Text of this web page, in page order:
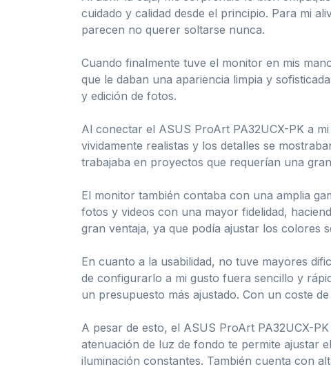
cuidado y calidad desde el principio. Para mi
parecen no querer soltarse nunca.
Cuando finalmente tuve el monitor en mis
que le daban una apariencia limpia y
y edición de fotos.
Al conectar el ASUS ProArt PA32UCX-PK a
vividamente realistas y los detalles se
trabajaba en proyectos que requerían una
El monitor también contaba con una amplia
fotos y videos con una mayor fidelidad,
gran ventaja, ya que podía ajustar los colores
En cuanto a la usabilidad, no tuve mayores
de configurarlo a mi gusto fuera sencillo y
un presupuesto más ajustado. Con un coste
A pesar de esto, el ASUS ProArt PA32UCX-
atenuación de luz de fondo te permite ajustar
iluminación constantes. También cuenta con